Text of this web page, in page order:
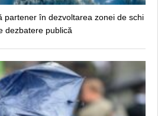
partener în dezvoltarea zonei de schi
dezbatere publică